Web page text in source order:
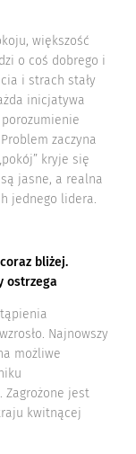
większość
o coś dobrego i
i strach stały
inicjatywa
zaczyna
kryje się
jasne, a realna
jednego lidera.
bliżej.
ostrzega
Najnowszy
możliwe
Zagrożone jest
kwitnącej